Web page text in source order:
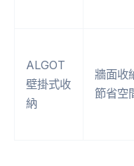
ALGOT
壁掛式收
納
牆面收
節省空